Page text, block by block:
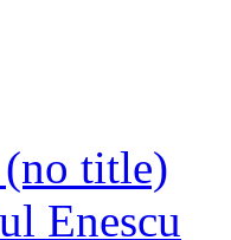
title)
Enescu